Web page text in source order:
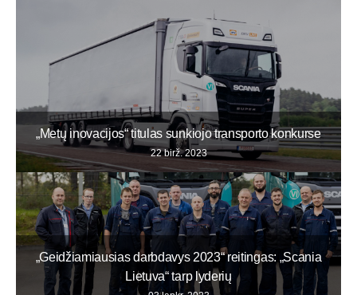
„Metų inovacijos“ titulas sunkiojo transporto konkurse
22 birž. 2023
„Geidžiamiausias darbdavys 2023“ reitingas: „Scania
Lietuva“ tarp lyderių